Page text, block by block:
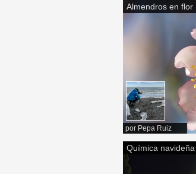
Almendros en flor
por Pepa Ruiz
Química navideña